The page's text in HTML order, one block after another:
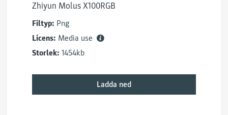
Zhiyun Molus X100RGB
Filtyp: Png
Licens: Media use
Storlek: 1454kb
Ladda ned